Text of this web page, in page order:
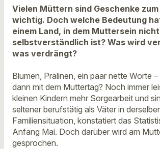
Vielen Müttern sind Geschenke
wichtig. Doch welche Bedeutung
einem Land, in dem Muttersein
selbstverständlich ist? Was wird
was verdrängt?
Blumen, Pralinen, ein paar nette Worte
dann mit dem Muttertag? Noch immer
kleinen Kindern mehr Sorgearbeit und
seltener berufstätig als Väter in
Familiensituation, konstatiert das
Anfang Mai. Doch darüber wird am
gesprochen.